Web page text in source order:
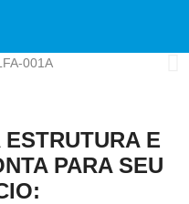
E
PARA SEU